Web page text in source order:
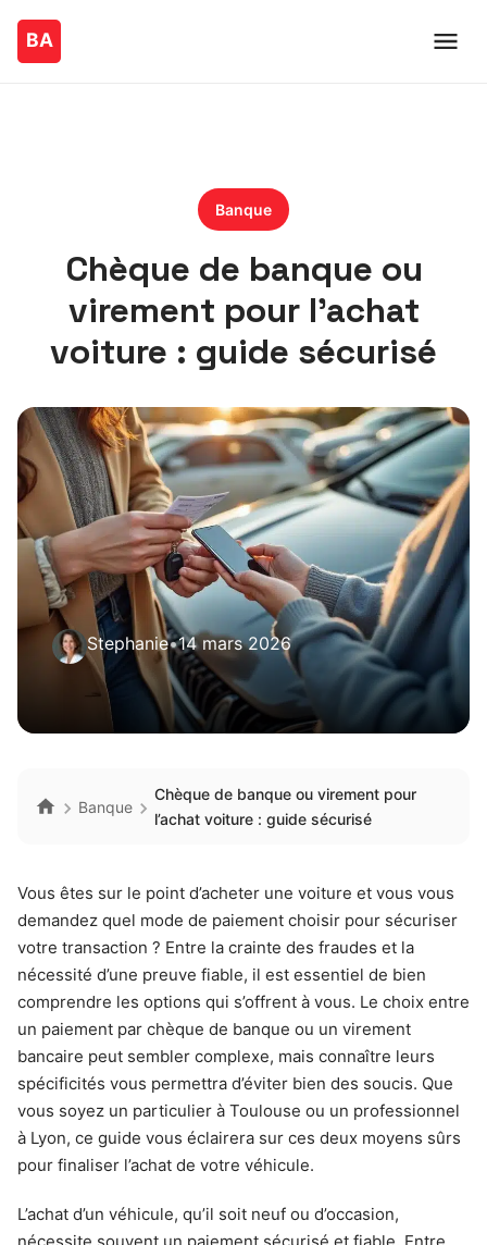
Banque
Chèque de banque ou
virement pour l’achat
voiture : guide sécurisé
Stephanie•14 mars 2026
Banque
Chèque de banque ou virement pour
l’achat voiture : guide sécurisé
Vous êtes sur le point d’acheter une voiture et vous vous
demandez quel mode de paiement choisir pour sécuriser
votre transaction ? Entre la crainte des fraudes et la
nécessité d’une preuve fiable, il est essentiel de bien
comprendre les options qui s’offrent à vous. Le choix entre
un paiement par chèque de banque ou un virement
bancaire peut sembler complexe, mais connaître leurs
spécificités vous permettra d’éviter bien des soucis. Que
vous soyez un particulier à Toulouse ou un professionnel
à Lyon, ce guide vous éclairera sur ces deux moyens sûrs
pour finaliser l’achat de votre véhicule.
L’achat d’un véhicule, qu’il soit neuf ou d’occasion,